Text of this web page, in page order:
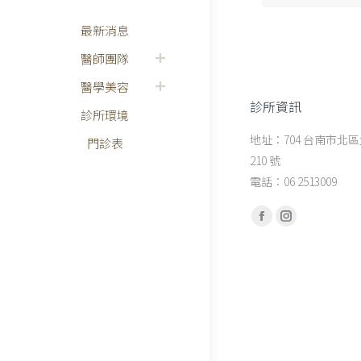
最新消息
醫師團隊
醫學美容
診所環境
門診表
診所資訊
地址：704 台南市北
210 號
電話：06 2513009
Find us on:
FacebookInstagram